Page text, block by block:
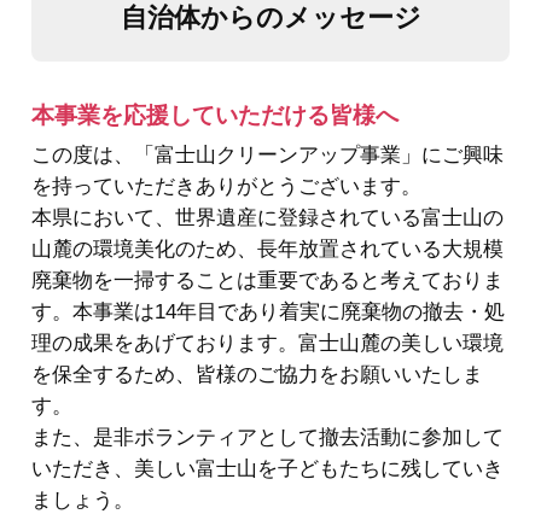
自治体からのメッセージ
本事業を応援していただける皆様へ
この度は、「富士山クリーンアップ事業」にご興味
を持っていただきありがとうございます。
本県において、世界遺産に登録されている富士山の
山麓の環境美化のため、長年放置されている大規模
廃棄物を一掃することは重要であると考えておりま
す。本事業は14年目であり着実に廃棄物の撤去・処
理の成果をあげております。富士山麓の美しい環境
を保全するため、皆様のご協力をお願いいたしま
す。
また、是非ボランティアとして撤去活動に参加して
いただき、美しい富士山を子どもたちに残していき
ましょう。